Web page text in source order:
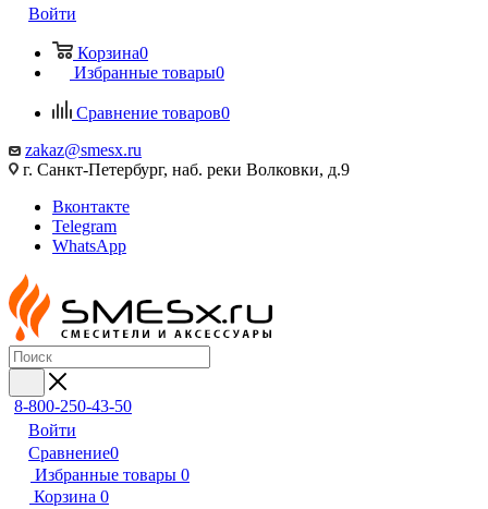
Войти
Корзина0
Избранные товары0
Сравнение товаров0
zakaz@smesx.ru
г. Санкт-Петербург, наб. реки Волковки, д.9
Вконтакте
Telegram
WhatsApp
8-800-250-43-50
Войти
Сравнение0
Избранные товары 0
Корзина 0